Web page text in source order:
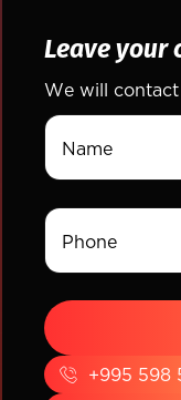
Leave your
We will contact
+995 598